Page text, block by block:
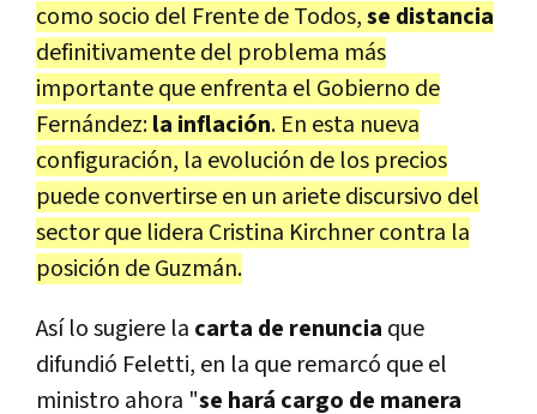
como socio del Frente de Todos,se distancia
definitivamente del problema más
importante que enfrenta el Gobierno de
Fernández:la inflación. En esta nueva
configuración, la evolución de los precios
puede convertirse en un ariete discursivo del
sector que lidera Cristina Kirchner contra la
posición de Guzmán.
Así lo sugiere la carta de renuncia que
difundió Feletti, en la que remarcó que el
ministro ahora "se hará cargo de manera